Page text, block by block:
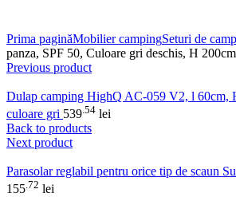
Prima paginăMobilier campingSeturi de
panza, SPF 50, Culoare gri deschis, H
Previous product
Dulap camping HighQ AC-059 V2, l 60cm,
culoare gri 539 .54 lei
Back to products
Next product
Parasolar reglabil pentru orice tip de scaun
155 .72 lei